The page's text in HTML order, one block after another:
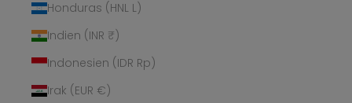
Honduras (HNL L)
Indien (INR ₹)
Indonesien (IDR Rp)
Irak (EUR €)